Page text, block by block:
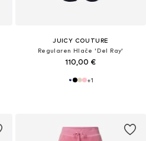
JUICY COUTURE
Regularen Hlače 'Del Ray'
110,00 €
+1